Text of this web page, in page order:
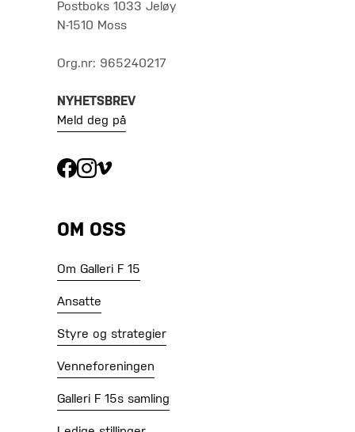
Postboks 1033 Jeløy
N-1510 Moss
Org.nr: 965240217
NYHETSBREV
Meld deg på
OM OSS
Om Galleri F 15
Ansatte
Styre og strategier
Venneforeningen
Galleri F 15s samling